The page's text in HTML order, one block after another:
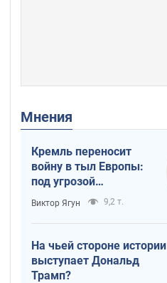
Мнения
Кремль переносит
войну в тыл Европы:
под угрозой
критическая
логистика
Виктор Ягун 9,2 т.
На чьей стороне истории
выступает Дональд
Трамп?